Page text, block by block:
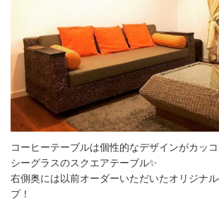
コーヒーテーブルは個性的なデザインがカッ
シーグラスのスクエアテーブル✨
右側奥には以前オーダーいただいたオリジナ
プ！